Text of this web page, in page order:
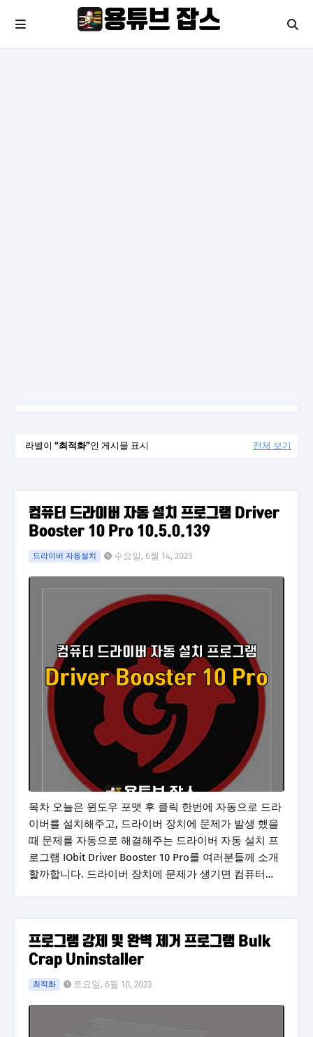
라벨이 최적화 인 게시물 표시 전체 보기
컴퓨터 드라이버 자동 설치 프로그램 Driver
Booster 10 Pro 10.5.0.139
드라이버 자동설치 수요일, 6월 14, 2023
목차 오늘은 윈도우 포맷 후 클릭 한번에 자동으로 드라
이버를 설치해주고, 드라이버 장치에 문제가 발생 했을
때 문제를 자동으로 해결해주는 드라이버 자동 설치 프
로그램 IObit Driver Booster 10 Pro를 여러분들께 소개
할까합니다. 드라이버 장치에 문제가 생기면 컴퓨터…
프로그램 강제 및 완벽 제거 프로그램 Bulk
Crap Uninstaller
최적화 토요일, 6월 10, 2023